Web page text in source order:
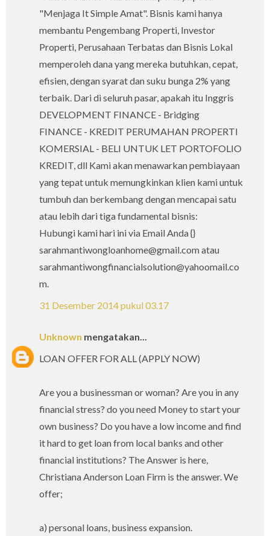
"Menjaga It Simple Amat". Bisnis kami hanya
membantu Pengembang Properti, Investor
Properti, Perusahaan Terbatas dan Bisnis Lokal
memperoleh dana yang mereka butuhkan, cepat,
efisien, dengan syarat dan suku bunga 2% yang
terbaik. Dari di seluruh pasar, apakah itu Inggris
DEVELOPMENT FINANCE - Bridging
FINANCE - KREDIT PERUMAHAN PROPERTI
KOMERSIAL - BELI UNTUK LET PORTOFOLIO
KREDIT, dll Kami akan menawarkan pembiayaan
yang tepat untuk memungkinkan klien kami untuk
tumbuh dan berkembang dengan mencapai satu
atau lebih dari tiga fundamental bisnis:
Hubungi kami hari ini via Email Anda {}
sarahmantiwongloanhome@gmail.com atau
sarahmantiwongfinancialsolution@yahoomail.co
m.
31 Desember 2014 pukul 03.17
Unknown mengatakan...
LOAN OFFER FOR ALL (APPLY NOW)
Are you a businessman or woman? Are you in any
financial stress? do you need Money to start your
own business? Do you have a low income and find
it hard to get loan from local banks and other
financial institutions? The Answer is here,
Christiana Anderson Loan Firm is the answer. We
offer;
a) personal loans, business expansion.